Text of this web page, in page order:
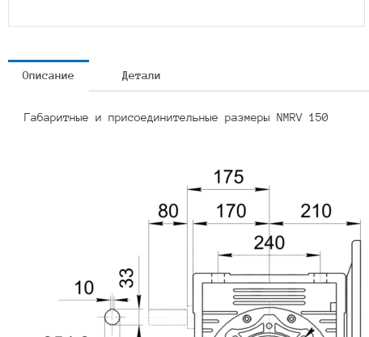
Описание Детали
Габаритные и присоединительные размеры NMRV 150